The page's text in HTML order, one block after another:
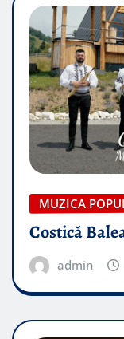
MUZICA
Costică
admin